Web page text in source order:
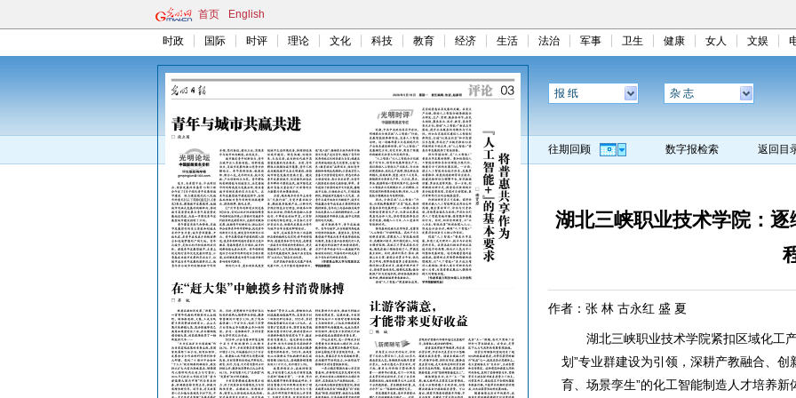
首页 English
时政 国际 时评 理论 文化 科技 教育 经济 生活 法治 军事 卫生 健康 女人 文娱
报 纸 杂 志
往期回顾 数字报检索 返回目
湖北三峡职业技术学院：
作者：张 林 古永红 盛 夏
湖北三峡职业技术学院紧扣区域化工产
划”专业群建设为引领，深耕产教融合、
育、场景孪生”的化工智能制造人才培养